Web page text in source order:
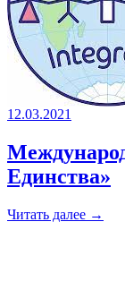
12.03.2021
Единства»
Читать далее →